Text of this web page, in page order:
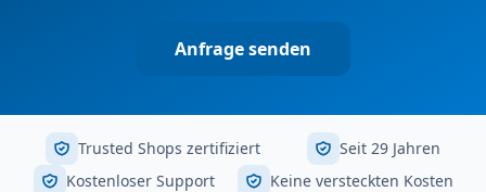
Anfrage senden
Trusted Shops zertifiziert
Seit 29 Jahren
Kostenloser Support
Keine versteckten Kosten